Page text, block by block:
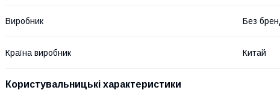
Виробник Без
Країна виробник Китай
Користувальницькі характеристики